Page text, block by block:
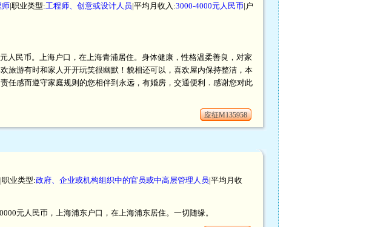
师|职业类型:工程师、创意或设计人员|平均月收入:3000-4000元人民币|户
人民币。上海户口，在上海青浦居住。身体健康，性格温柔善良，对家
旅游有时和家人开开玩笑很幽默！貌相还可以，喜欢屋内保持整洁，本
任感而遵守家庭规则的您相伴到永远，有婚房，交通便利．感谢您对此
应征M135958
|职业类型:政府、企业或机构组织中的官员或中高层管理人员|平均月收
元人民币，上海浦东户口，在上海浦东居住。一切随缘。